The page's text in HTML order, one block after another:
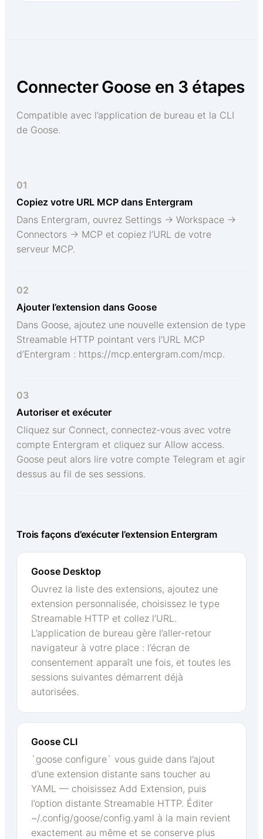
Connecter Goose en 3 étapes
Compatible avec l’application de bureau et la CLI
de Goose.
01
Copiez votre URL MCP dans Entergram
Dans Entergram, ouvrez Settings → Workspace →
Connectors → MCP et copiez l’URL de votre
serveur MCP.
02
Ajouter l’extension dans Goose
Dans Goose, ajoutez une nouvelle extension de type
Streamable HTTP pointant vers l’URL MCP
d’Entergram : https://mcp.entergram.com/mcp.
03
Autoriser et exécuter
Cliquez sur Connect, connectez-vous avec votre
compte Entergram et cliquez sur Allow access.
Goose peut alors lire votre compte Telegram et agir
dessus au fil de ses sessions.
Trois façons d’exécuter l’extension Entergram
Goose Desktop
Ouvrez la liste des extensions, ajoutez une
extension personnalisée, choisissez le type
Streamable HTTP et collez l’URL.
L’application de bureau gère l’aller-retour
navigateur à votre place : l’écran de
consentement apparaît une fois, et toutes les
sessions suivantes démarrent déjà
autorisées.
Goose CLI
`goose configure` vous guide dans l’ajout
d’une extension distante sans toucher au
YAML — choisissez Add Extension, puis
l’option distante Streamable HTTP. Éditer
~/.config/goose/config.yaml à la main revient
exactement au même et se conserve plus